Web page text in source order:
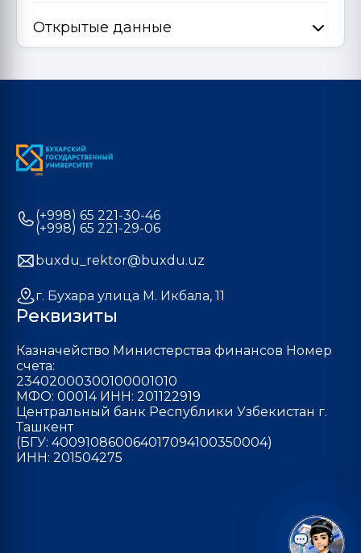
Открытые данные
(+998) 65 221-30-46
(+998) 65 221-29-06
buxdu_rektor@buxdu.uz
г. Бухара улица М. Икбала, 11
Реквизиты
Казначейство Министерства финансов Номер
счета:
23402000300100001010
МФО: 00014 ИНН: 201122919
Центральный банк Республики Узбекистан г.
Ташкент
(БГУ: 400910860064017094100350004)
ИНН: 201504275